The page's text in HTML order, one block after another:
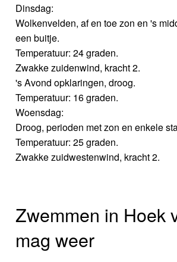
Dinsdag:
Wolkenvelden, af en toe zon en 's
een buitje.
Temperatuur: 24 graden.
Zwakke zuidenwind, kracht 2.
's Avond opklaringen, droog.
Temperatuur: 16 graden.
Woensdag:
Droog, perioden met zon en enkele
Temperatuur: 25 graden.
Zwakke zuidwestenwind, kracht 2.
Zwemmen in Hoek
mag weer